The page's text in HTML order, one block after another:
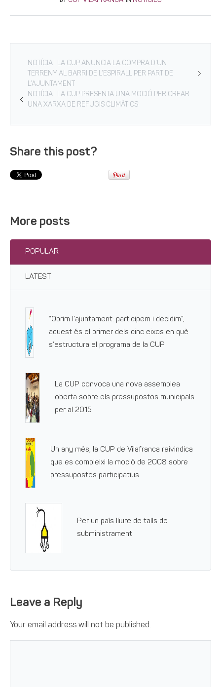
NOTÍCIA | LA CUP ANUNCIA LA COMPRA D’UN
TERRENY AL BARRI DE L’ESPIRALL PER PART DE
L’AJUNTAMENT
NOTÍCIA | LA CUP PRESENTA UNA MOCIÓ PER CREAR
UNA XARXA DE REFUGIS CLIMÀTICS
Share this post?
More posts
POPULAR
LATEST
“Obrim l’ajuntament: participem i decidim”,
aquest és el primer dels cinc eixos en què
s’estructura el programa de la CUP.
La CUP convoca una nova assemblea
oberta sobre els pressupostos municipals
per al 2015
Un any més, la CUP de Vilafranca reivindica
que es compleixi la moció de 2008 sobre
pressupostos participatius
Per un país lliure de talls de
subministrament
Leave a Reply
Your email address will not be published.